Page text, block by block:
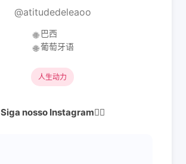
@atitudedeleaoo
🌐 巴西
🌐 葡萄牙语
人生动力
Siga nosso Instagram👇🏽